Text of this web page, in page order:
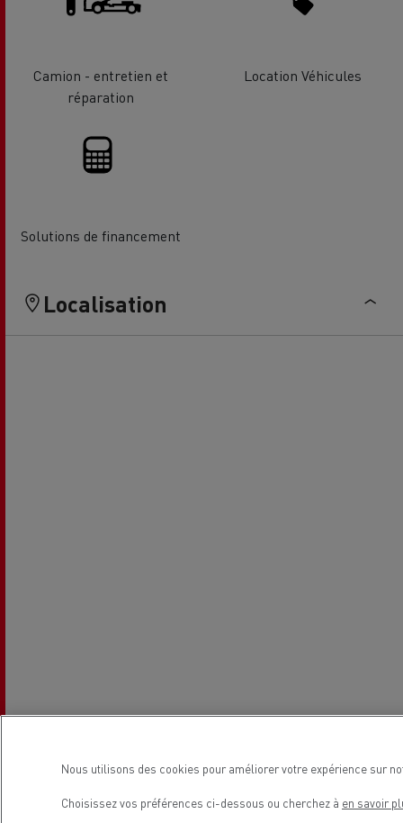
Camion - entretien et
réparation
Location Véhicules
Solutions de financement
Localisation
Nous utilisons des cookies pour améliorer votre expérience sur
Choisissez vos préférences ci-dessous ou cherchez à en savoir